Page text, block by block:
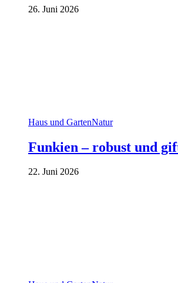
26. Juni 2026
Haus und GartenNatur
Funkien – robust und
22. Juni 2026